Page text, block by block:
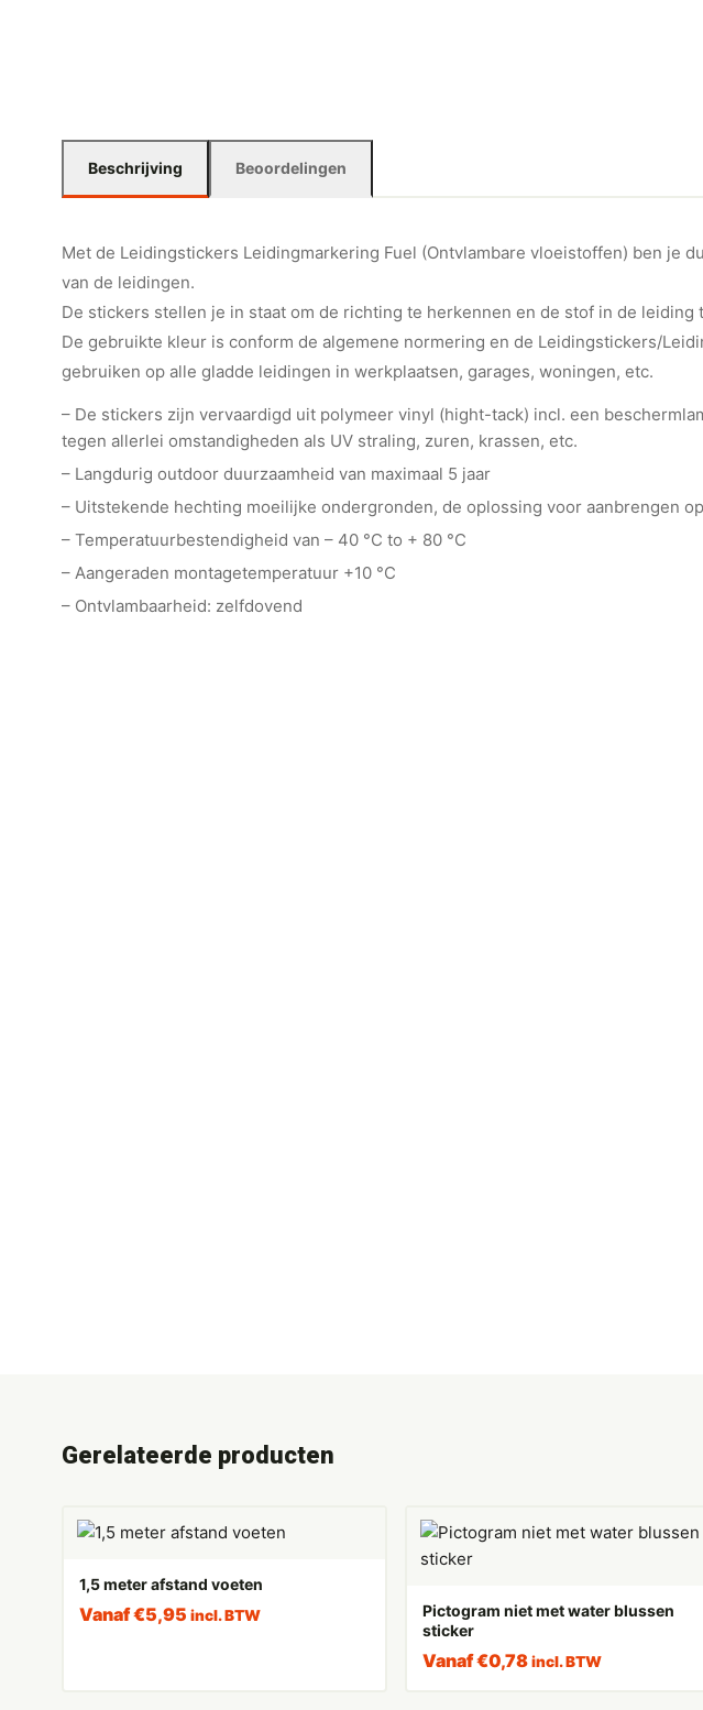
Beschrijving Beoordelingen
Met de Leidingstickers Leidingmarkering Fuel (Ontvlambare vloeistoffen) ben je
van de leidingen.
De stickers stellen je in staat om de richting te herkennen en de stof in de leiding
De gebruikte kleur is conform de algemene normering en de Leidingstickers/
gebruiken op alle gladde leidingen in werkplaatsen, garages, woningen, etc.
– De stickers zijn vervaardigd uit polymeer vinyl (hight-tack) incl. een
tegen allerlei omstandigheden als UV straling, zuren, krassen, etc.
– Langdurig outdoor duurzaamheid van maximaal 5 jaar
– Uitstekende hechting moeilijke ondergronden, de oplossing voor aanbrengen
– Temperatuurbestendigheid van – 40 °C to + 80 °C
– Aangeraden montagetemperatuur +10 °C
– Ontvlambaarheid: zelfdovend
Gerelateerde producten
1,5 meter afstand voeten
Vanaf€5,95 incl. BTW
Pictogram niet met water blussen
sticker
Vanaf€0,78 incl. BTW